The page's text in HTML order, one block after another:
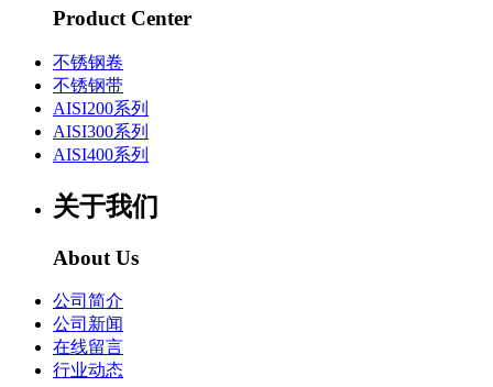
Product Center
不锈钢卷
不锈钢带
AISI200系列
AISI300系列
AISI400系列
关于我们
About Us
公司简介
公司新闻
在线留言
行业动态